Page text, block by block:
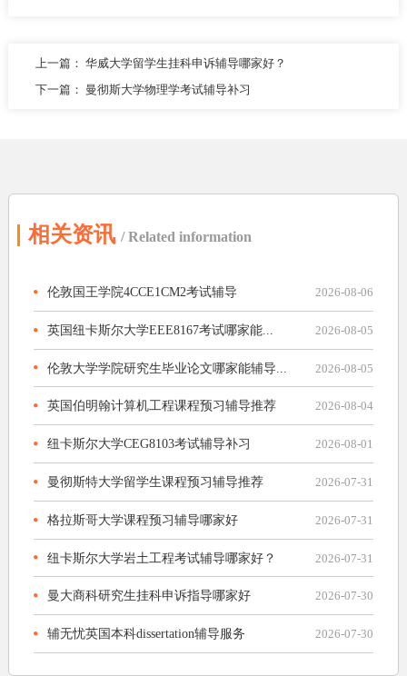
上一篇： 华威大学留学生挂科申诉辅导哪家好？
下一篇： 曼彻斯大学物理学考试辅导补习
相关资讯 / Related information
伦敦国王学院4CCE1CM2考试辅导 2026-08-06
英国纽卡斯尔大学EEE8167考试哪家能... 2026-08-05
伦敦大学学院研究生毕业论文哪家能辅导... 2026-08-05
英国伯明翰计算机工程课程预习辅导推荐 2026-08-04
纽卡斯尔大学CEG8103考试辅导补习 2026-08-01
曼彻斯特大学留学生课程预习辅导推荐 2026-07-31
格拉斯哥大学课程预习辅导哪家好 2026-07-31
纽卡斯尔大学岩土工程考试辅导哪家好？ 2026-07-31
曼大商科研究生挂科申诉指导哪家好 2026-07-30
辅无忧英国本科dissertation辅导服务 2026-07-30